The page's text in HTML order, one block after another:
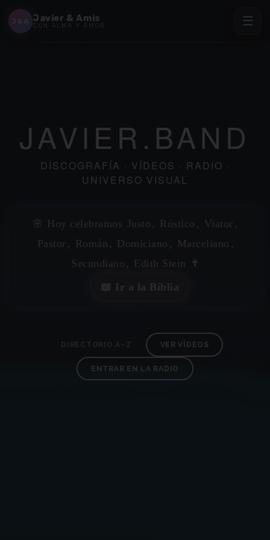
Javier & Amis
CON ALMA Y AMOR ☰
JAVIER.BAND
DISCOGRAFÍA · VÍDEOS · RADIO ·
UNIVERSO VISUAL
🌸 Hoy celebramos Justo , Rústico , Viator ,
Pastor , Román , Domiciano , Marceliano ,
Secundiano , Edith Stein ✝️
📖 Ir a la Biblia
DIRECTORIO A–Z VER VÍDEOS
ENTRAR EN LA RADIO